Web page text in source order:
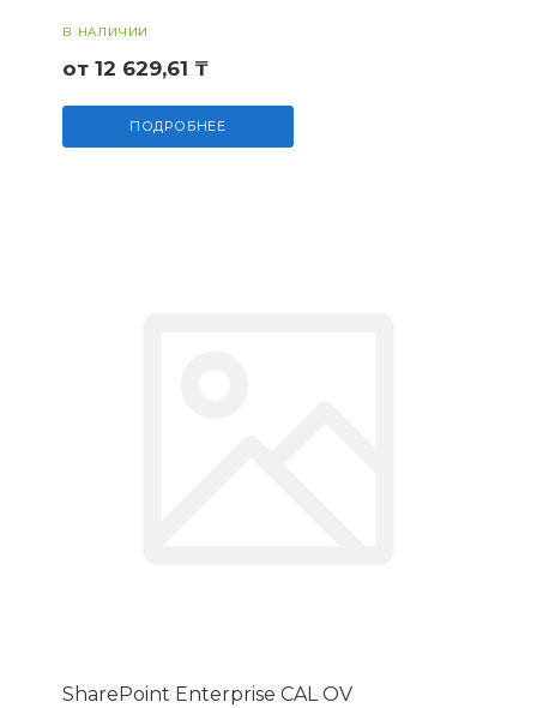
В НАЛИЧИИ
от 12 629,61 ₸
ПОДРОБНЕЕ
SharePoint Enterprise CAL OV